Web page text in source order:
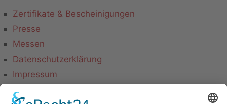
Zertifikate & Bescheinigungen
Presse
Messen
Datenschutzerklärung
Impressum